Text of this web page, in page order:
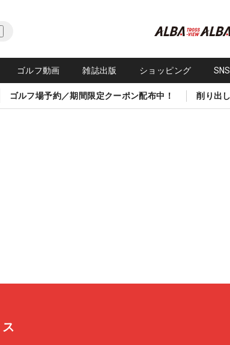
ゴルフ動画 雑誌出版 ショッピング
ゴルフ場予約／期間限定クーポン配布中！ 削り出